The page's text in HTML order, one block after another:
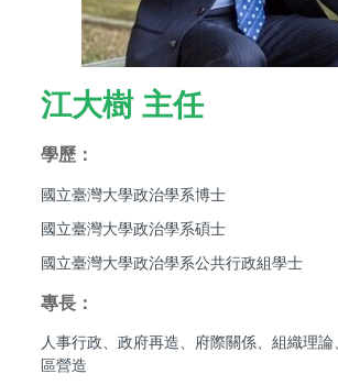
江大樹 主任
學歷：
國立臺灣大學政治學系博士
國立臺灣大學政治學系碩士
國立臺灣大學政治學系公共行政組學士
專長：
人事行政、政府再造、府際關係、組織理
區營造